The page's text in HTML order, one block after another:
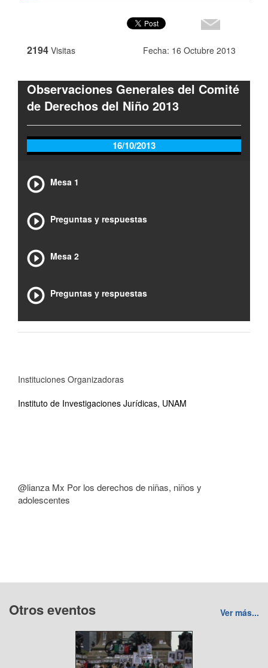
2194 Visitas Fecha: 16 Octubre 2013
Observaciones Generales del Comité
de Derechos del Niño 2013
16/10/2013
Mesa 1
Preguntas y respuestas
Mesa 2
Preguntas y respuestas
Instituciones Organizadoras
Instituto de Investigaciones Jurídicas, UNAM
@lianza Mx Por los derechos de niñas, niños y
adolescentes
Otros eventos Ver más...